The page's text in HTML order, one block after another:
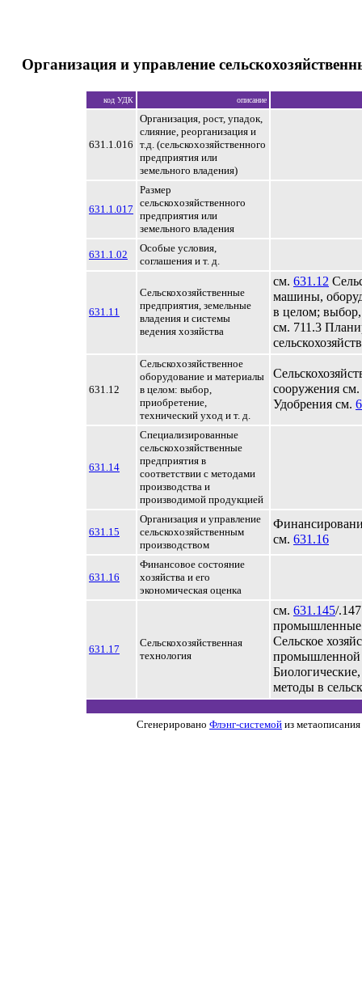
Организация и управление
код УДК описание
631.1.016
Организация, рост, упадок,
слияние, реорганизация и
т.д. (сельскохозяйственного
предприятия или
земельного владения)
631.1.017
Размер
сельскохозяйственного
предприятия или
земельного владения
631.1.02
Особые условия,
соглашения и т. д.
631.11
Сельскохозяйственные
предприятия, земельные
владения и системы
ведения хозяйства
см. 631.12
машины,
в целом;
см. 711.3
631.12
Сельскохозяйственное
оборудование и материалы
в целом: выбор,
приобретение,
технический уход и т. д.
сооружения см.
Удобрения см.
631.14
Специализированные
сельскохозяйственные
предприятия в
соответствии с методами
производства и
производимой продукцией
631.15
Организация и управление
сельскохозяйственным
производством
см. 631.16
631.16
Финансовое состояние
хозяйства и его
экономическая оценка
631.17
Сельскохозяйственная
технология
см. 631.145/
промышленные
Сельское
промышленной
методы в
Сгенерировано Флэнг-системой из